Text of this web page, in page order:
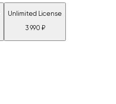
Unlimited License
3 990 ₽